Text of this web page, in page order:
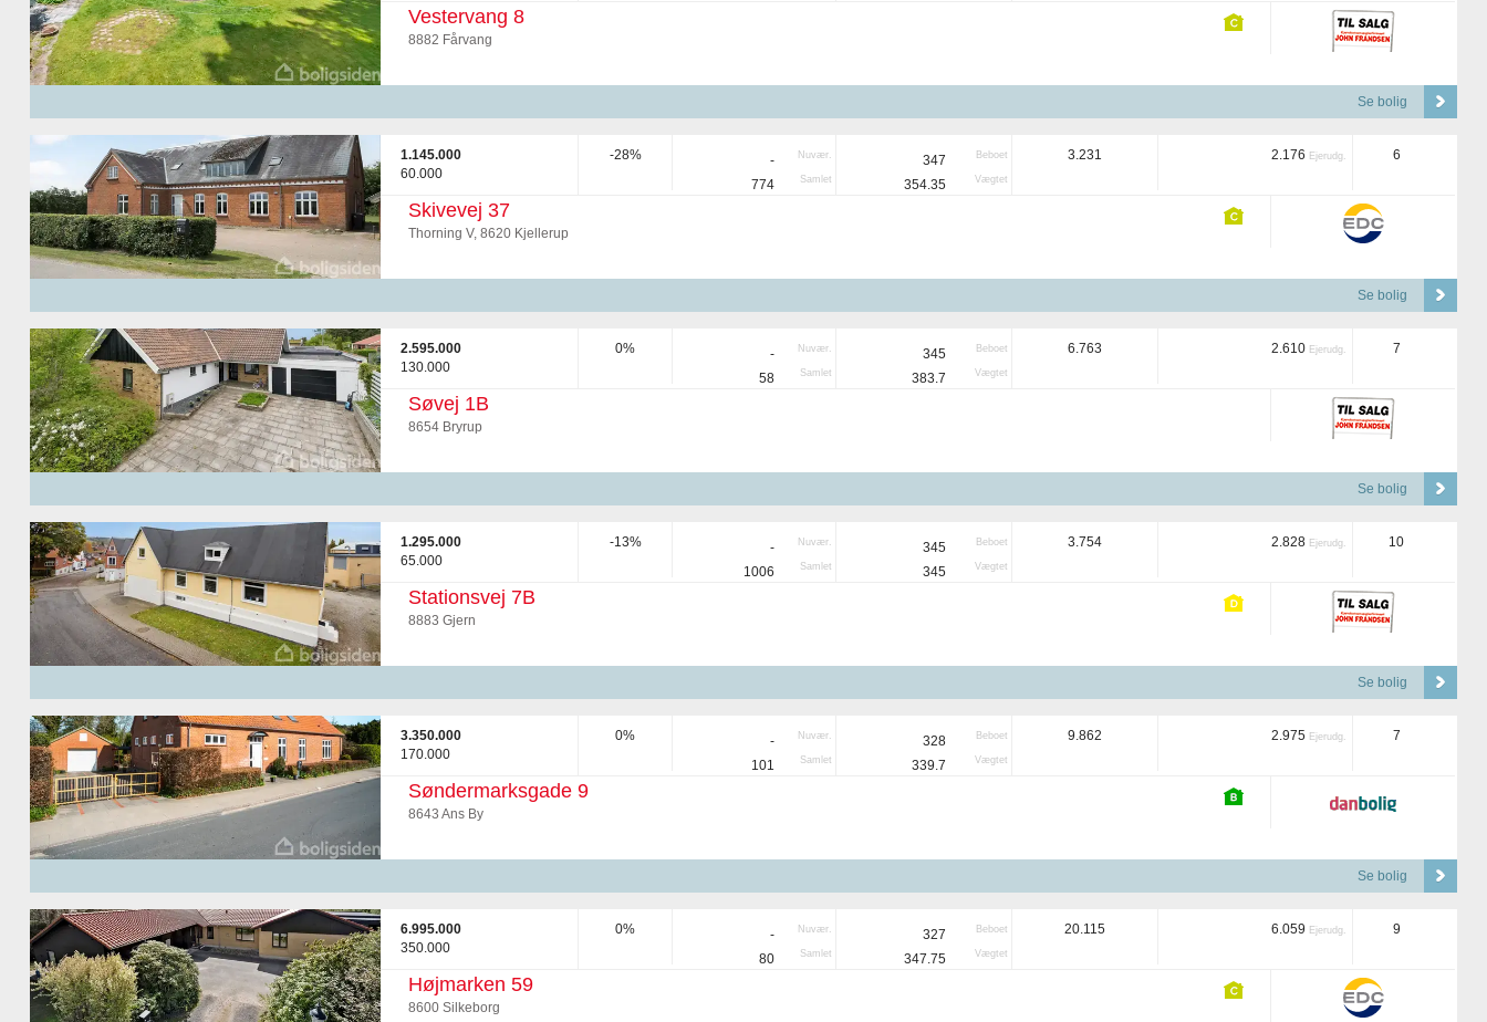
Vestervang 8
8882 Fårvang
Se bolig
1.145.000
60.000
-28% - Nuvær.
774 Samlet
347 Beboet
354.35 Vægtet
3.231 2.176 Ejerudg. 6
Skivevej 37
Thorning V, 8620 Kjellerup
Se bolig
2.595.000
130.000
0% - Nuvær.
58 Samlet
345 Beboet
383.7 Vægtet
6.763 2.610 Ejerudg. 7
Søvej 1B
8654 Bryrup
Se bolig
1.295.000
65.000
-13% - Nuvær.
1006 Samlet
345 Beboet
345 Vægtet
3.754 2.828 Ejerudg. 10
Stationsvej 7B
8883 Gjern
Se bolig
3.350.000
170.000
0% - Nuvær.
101 Samlet
328 Beboet
339.7 Vægtet
9.862 2.975 Ejerudg. 7
Søndermarksgade 9
8643 Ans By
Se bolig
6.995.000
350.000
0% - Nuvær.
80 Samlet
327 Beboet
347.75 Vægtet
20.115 6.059 Ejerudg. 9
Højmarken 59
8600 Silkeborg